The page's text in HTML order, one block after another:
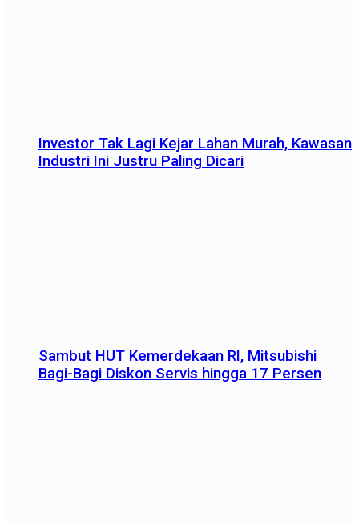
Investor Tak Lagi Kejar Lahan Murah, Kawasan
Industri Ini Justru Paling Dicari
Sambut HUT Kemerdekaan RI, Mitsubishi
Bagi-Bagi Diskon Servis hingga 17 Persen